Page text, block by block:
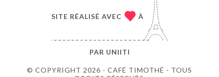
© COPYRIGHT 2026 - CAFÉ TIMOTHÉ - TOUS
SITE RÉALISÉ AVEC À
PAR UNIITI